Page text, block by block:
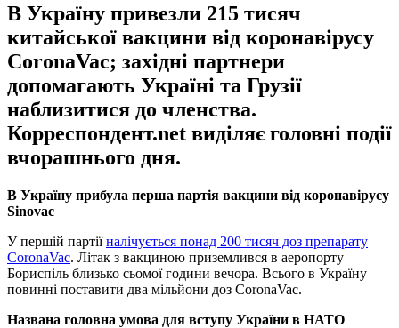
В Україну привезли 215 тисяч
китайської вакцини від коронавірусу
CoronaVac; західні партнери
допомагають Україні та Грузії
наблизитися до членства.
Корреспондент.net виділяє головні події
вчорашнього дня.
В Україну прибула перша партія вакцини від коронавірусу
Sinovac
У першій партіїналічується понад 200 тисяч доз препарату
CoronaVac. Літак з вакциною приземлився в аеропорту
Бориспіль близько сьомої години вечора. Всього в Україну
повинні поставити два мільйони доз CoronaVac.
Названа головна умова для вступу України в НАТО